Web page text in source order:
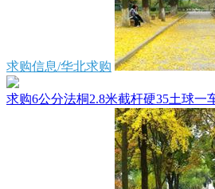
求购信息/华北求购
求购6公分法桐2.8米截杆硬35土球一